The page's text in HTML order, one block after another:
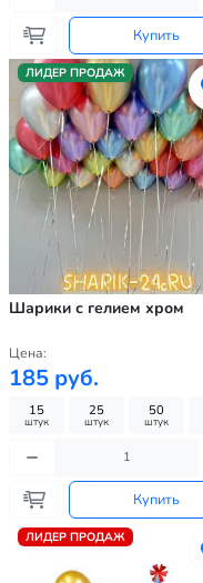
Купить
ЛИДЕР ПРОДАЖ
Шарики с гелием хром
Цена:
185 руб.
15
штук
25
штук
50
штук
Купить
ЛИДЕР ПРОДАЖ